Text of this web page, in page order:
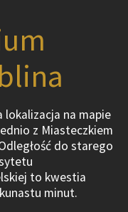
lokalizacja na mapie
z Miasteczkiem
do starego
to kwestia
minut.